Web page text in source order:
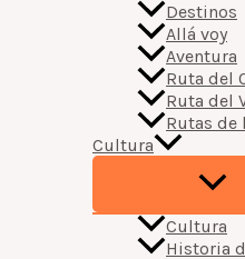
Destinos
Allá voy
Aventura
Ruta del
Ruta del
Rutas de
Cultura
Cultura
Historia